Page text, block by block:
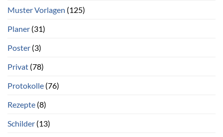
Muster Vorlagen (125)
Planer (31)
Poster (3)
Privat (78)
Protokolle (76)
Rezepte (8)
Schilder (13)